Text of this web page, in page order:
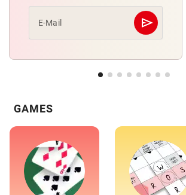
E-Mail send
Abschicken
GAMES